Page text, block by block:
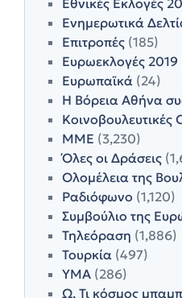
Ενημερωτικά
Επιτροπές (185)
Ευρωεκλογές 2019
Ευρωπαϊκά (24)
Η Βόρεια Αθήνα
Κοινοβουλευτικές
ΜΜΕ (3,230)
Όλες οι Δράσεις
Ολομέλεια της
Ραδιόφωνο (1,120)
Συμβούλιο της
Τηλεόραση (1,886)
Τουρκία (497)
ΥΜΑ (286)
Ω, Τι κόσμος